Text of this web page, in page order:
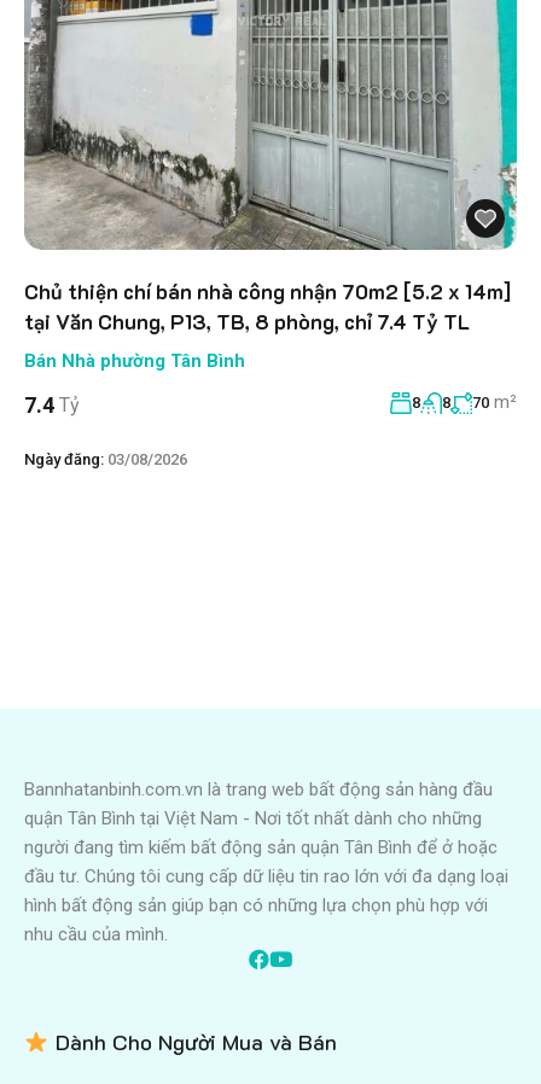
Chủ thiện chí bán nhà công nhận 70m2 [5.2 x 14m]
tại Văn Chung, P13, TB, 8 phòng, chỉ 7.4 Tỷ TL
Bán Nhà phường Tân Bình
7.4 Tỷ 8 8 70 m²
Ngày đăng: 03/08/2026
Bannhatanbinh.com.vn là trang web bất động sản hàng đầu
quận Tân Bình tại Việt Nam - Nơi tốt nhất dành cho những
người đang tìm kiếm bất động sản quận Tân Bình để ở hoặc
đầu tư. Chúng tôi cung cấp dữ liệu tin rao lớn với đa dạng loại
hình bất động sản giúp bạn có những lựa chọn phù hợp với
nhu cầu của mình.
Dành Cho Người Mua và Bán